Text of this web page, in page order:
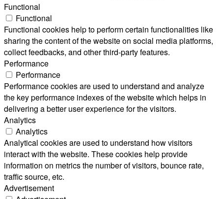
Functional
Functional
Functional cookies help to perform certain functionalities like
sharing the content of the website on social media platforms,
collect feedbacks, and other third-party features.
Performance
Performance
Performance cookies are used to understand and analyze
the key performance indexes of the website which helps in
delivering a better user experience for the visitors.
Analytics
Analytics
Analytical cookies are used to understand how visitors
interact with the website. These cookies help provide
information on metrics the number of visitors, bounce rate,
traffic source, etc.
Advertisement